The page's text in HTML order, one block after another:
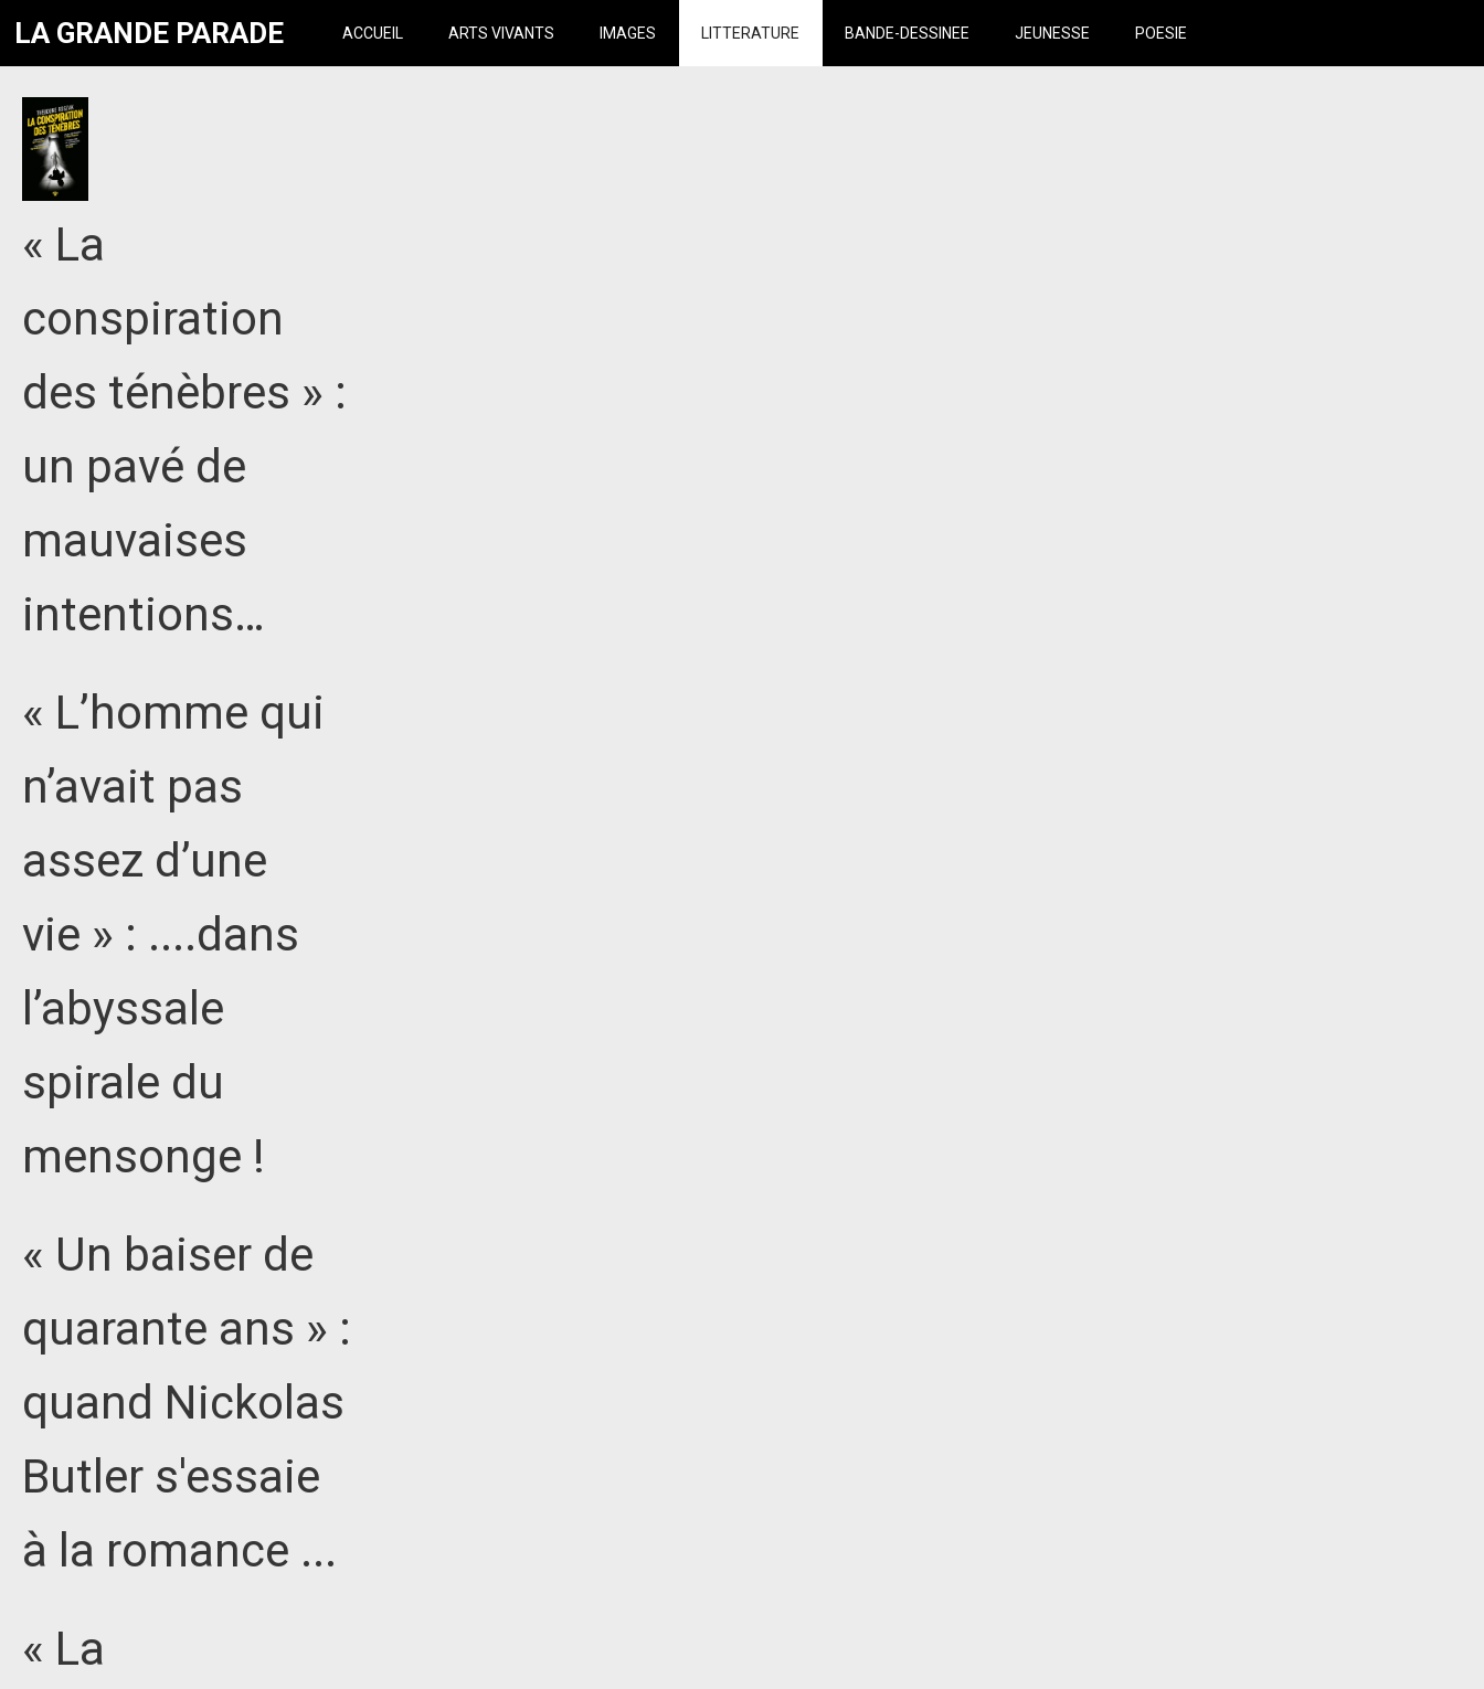
LA GRANDE PARADE ACCUEIL ARTS VIVANTS IMAGES LITTERATURE BANDE-DESSINEE JEUNESSE POESIE
« La
conspiration
des ténèbres » :
un pavé de
mauvaises
intentions…
« L’homme qui
n’avait pas
assez d’une
vie » : ....dans
l’abyssale
spirale du
mensonge !
« Un baiser de
quarante ans » :
quand Nickolas
Butler s'essaie
à la romance ...
« La